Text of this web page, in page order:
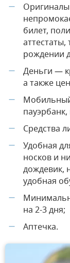
—
билет,
аттестаты,
рождении
—
Деньги —
а также
—
пауэрбанк,
— Средства
—
Удобная
носков и
дождевик,
удобная
—
на 2-3 дня;
— Аптечка.